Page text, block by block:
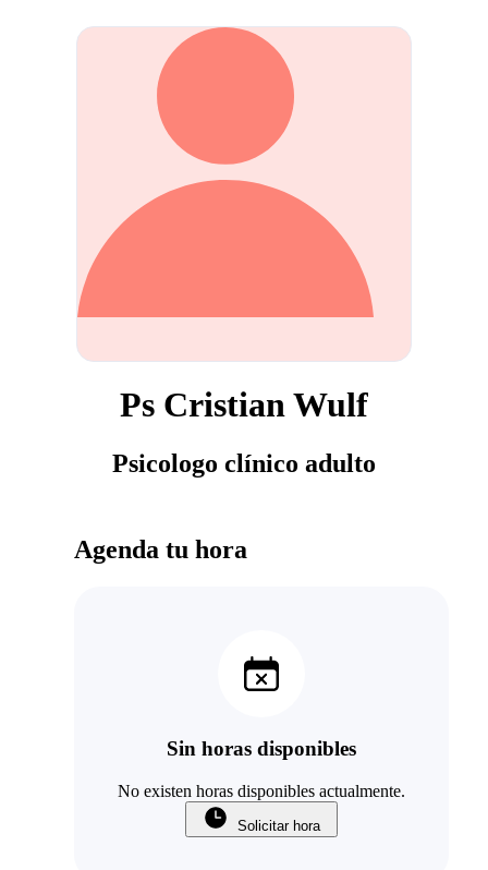
Ps Cristian Wulf
Psicologo clínico adulto
Agenda tu hora
Sin horas disponibles
No existen horas disponibles actualmente.
Solicitar hora